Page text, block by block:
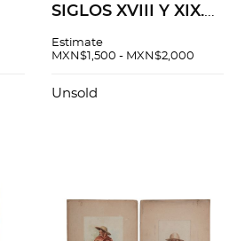
SIGLOS XVIII Y XIX.
la Partie Méridionale
Mapa grabado, 22 x
Estimate
MXN$1,500 - MXN$2,000
Unsold